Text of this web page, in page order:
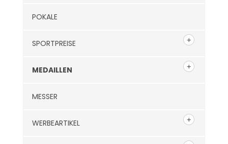
POKALE
SPORTPREISE
MEDAILLEN
MESSER
WERBEARTIKEL